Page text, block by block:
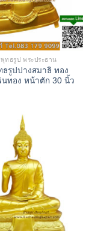
ทธรูป พระประธาน
ธรูปปางสมาธิ ทอง
นทอง หน้าตัก 30 นิ้ว